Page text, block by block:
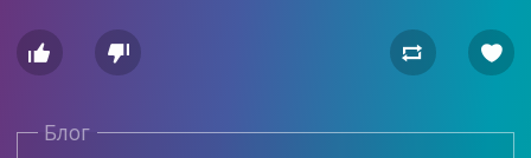
   
Блог